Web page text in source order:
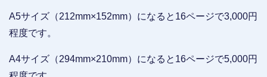
A5サイズ（212mm×152mm）になると16ページで3,000円
程度です。
A4サイズ（294mm×210mm）になると16ページで5,000円